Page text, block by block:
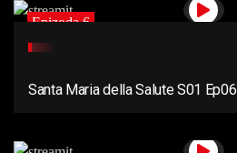
Epizoda 6
Santa Maria della Salute S01 Ep06